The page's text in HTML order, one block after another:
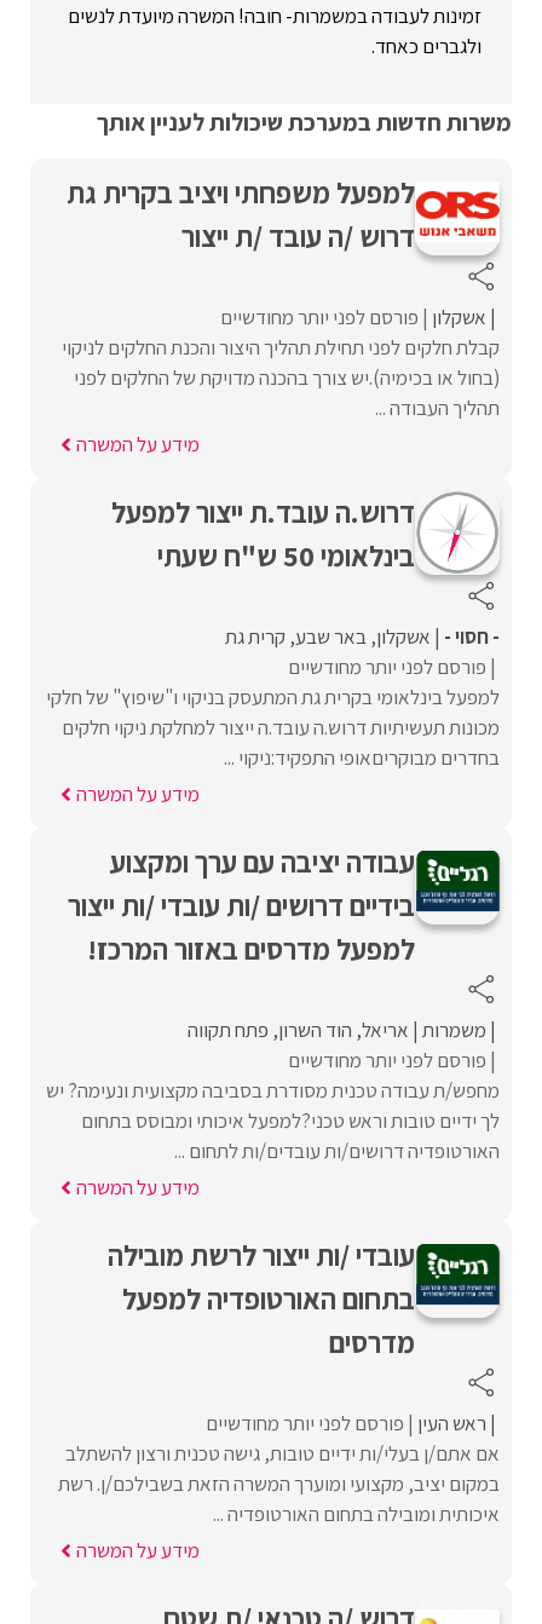
זמינות לעבודה במשמרות- חובה! המשרה מיועדת לנשים
ולגברים כאחד.
משרות חדשות במערכת שיכולות לעניין אותך
למפעל משפחתי ויציב בקרית גת
דרוש /ה עובד /ת ייצור
אשקלון פורסם לפני יותר מחודשיים
קבלת חלקים לפני תחילת תהליך היצור והכנת החלקים לניקוי
(בחול או בכימיה).יש צורך בהכנה מדויקת של החלקים לפני
תהליך העבודה ...
מידע על המשרה
דרוש.ה עובד.ת ייצור למפעל
בינלאומי 50 ש"ח שעתי
- חסוי - אשקלון באר שבע קרית גת
פורסם לפני יותר מחודשיים
למפעל בינלאומי בקרית גת המתעסק בניקוי ו"שיפוץ" של חלקי
מכונות תעשיתיות דרוש.ה עובד.ה ייצור למחלקת ניקוי חלקים
בחדרים מבוקריםאופי התפקיד:ניקוי ...
מידע על המשרה
עבודה יציבה עם ערך ומקצוע
בידיים דרושים /ות עובדי /ות ייצור
למפעל מדרסים באזור המרכז!
משמרות אריאל הוד השרון פתח תקווה
פורסם לפני יותר מחודשיים
מחפש/ת עבודה טכנית מסודרת בסביבה מקצועית ונעימה? יש
לך ידיים טובות וראש טכני?למפעל איכותי ומבוסס בתחום
האורטופדיה דרושים/ות עובדים/ות לתחום ...
מידע על המשרה
עובדי /ות ייצור לרשת מובילה
בתחום האורטופדיה למפעל
מדרסים
ראש העין פורסם לפני יותר מחודשיים
אם אתם/ן בעלי/ות ידיים טובות, גישה טכנית ורצון להשתלב
במקום יציב, מקצועי ומוערך המשרה הזאת בשבילכם/ן. רשת
איכותית ומובילה בתחום האורטופדיה ...
מידע על המשרה